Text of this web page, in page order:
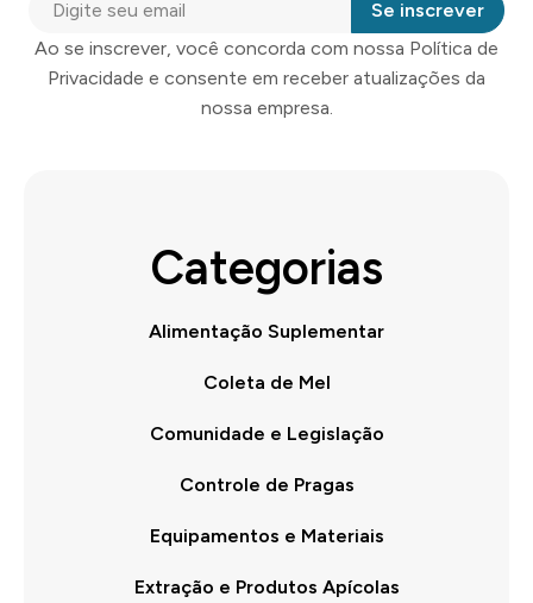
Se inscrever
Ao se inscrever, você concorda com nossa Política de
Privacidade e consente em receber atualizações da
nossa empresa.
Categorias
Alimentação Suplementar
Coleta de Mel
Comunidade e Legislação
Controle de Pragas
Equipamentos e Materiais
Extração e Produtos Apícolas